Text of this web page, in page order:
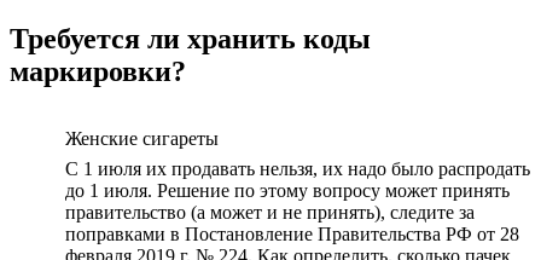
Требуется ли хранить коды
маркировки?
Женские сигареты
С 1 июля их продавать нельзя, их надо было распродать
до 1 июля. Решение по этому вопросу может принять
правительство (а может и не принять), следите за
поправками в Постановление Правительства РФ от 28
февраля 2019 г. № 224. Как определить, сколько пачек